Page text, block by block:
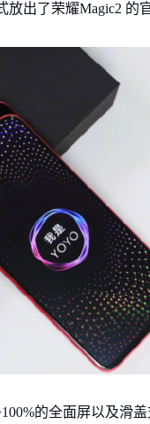
出了荣耀Magic2 的
的全面屏以及滑